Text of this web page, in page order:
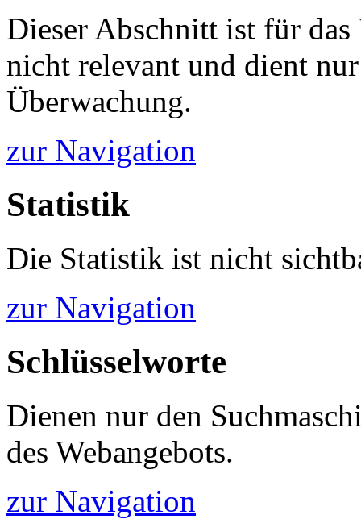
Dieser Abschnitt ist für das
nicht relevant und dient
Überwachung.
zur Navigation
Statistik
Die Statistik ist nicht
zur Navigation
Schlüsselworte
Dienen nur den
des Webangebots.
zur Navigation